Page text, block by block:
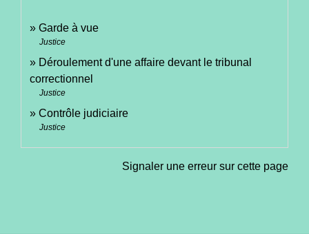
Garde à vue
Justice
Déroulement d'une affaire devant le tribunal
correctionnel
Justice
Contrôle judiciaire
Justice
Signaler une erreur sur cette page